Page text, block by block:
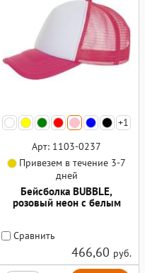
+1
Арт: 1103-0237
Привезем в течение 3-7
дней
Бейсболка BUBBLE,
розовый неон с белым
Сравнить
466,60 руб.